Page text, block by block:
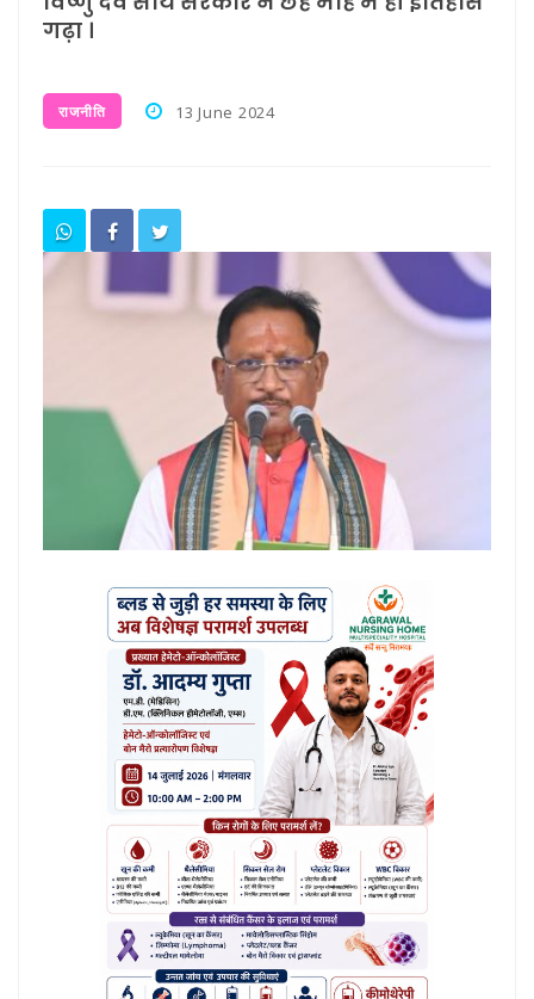
गढ़ा ।
राजनीति 13 June 2024